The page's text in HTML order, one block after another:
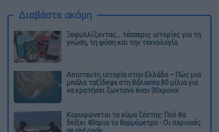
Διαβάστε ακόμη
Ξεφυλλίζοντας... τέσσερις ιστορίες για τη
γνώση, τη φύση και την τεχνολογία
Απίστευτη ιστορία στην Ελλάδα – Πώς μια
μπάλα ταξίδεψε στη θάλασσα 80 μίλια για
να κρατήσει ζωντανό έναν 30χρονο!
Κορυφώνεται το κύμα ζέστης: Πού θα
δείξει 40αρια το θερμόμετρο - Οι περιοχές